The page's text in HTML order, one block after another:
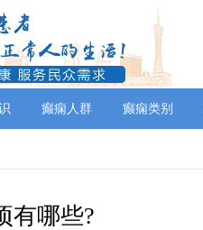
癫痫人群 癫痫类别
有哪些?